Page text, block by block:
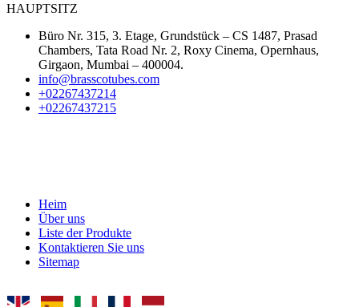
HAUPTSITZ
Büro Nr. 315, 3. Etage, Grundstück – CS 1487, Prasad
Chambers, Tata Road Nr. 2, Roxy Cinema, Opernhaus,
Girgaon, Mumbai – 400004.
info@brasscotubes.com
+02267437214
+02267437215
Heim
Über uns
Liste der Produkte
Kontaktieren Sie uns
Sitemap